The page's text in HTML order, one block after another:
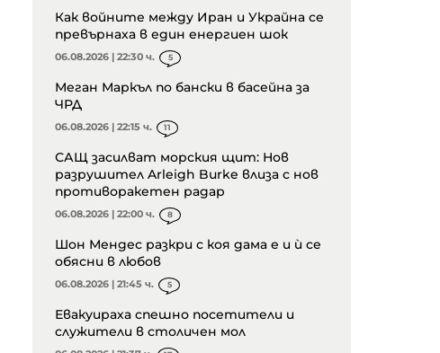
Как войните между Иран и Украйна се
превърнаха в един енергиен шок
06.08.2026 | 22:30 ч. 5
Меган Маркъл по бански в басейна за
ЧРД
06.08.2026 | 22:15 ч. 11
САЩ засилват морския щит: Нов
разрушител Arleigh Burke влиза с нов
противоракетен радар
06.08.2026 | 22:00 ч. 8
Шон Мендес разкри с коя дама е и ѝ се
обясни в любов
06.08.2026 | 21:45 ч. 5
Евакуираха спешно посетители и
служители в столичен мол